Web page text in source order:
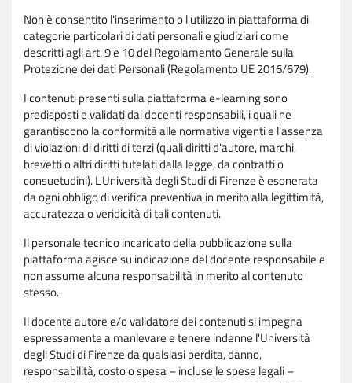
Non è consentito l'inserimento o l'utilizzo in piattaforma di
categorie particolari di dati personali e giudiziari come
descritti agli art. 9 e 10 del Regolamento Generale sulla
Protezione dei dati Personali (Regolamento UE 2016/679).
I contenuti presenti sulla piattaforma e-learning sono
predisposti e validati dai docenti responsabili, i quali ne
garantiscono la conformità alle normative vigenti e l'assenza
di violazioni di diritti di terzi (quali diritti d'autore, marchi,
brevetti o altri diritti tutelati dalla legge, da contratti o
consuetudini). L'Università degli Studi di Firenze è esonerata
da ogni obbligo di verifica preventiva in merito alla legittimità,
accuratezza o veridicità di tali contenuti.
Il personale tecnico incaricato della pubblicazione sulla
piattaforma agisce su indicazione del docente responsabile e
non assume alcuna responsabilità in merito al contenuto
stesso.
Il docente autore e/o validatore dei contenuti si impegna
espressamente a manlevare e tenere indenne l'Università
degli Studi di Firenze da qualsiasi perdita, danno,
responsabilità, costo o spesa – incluse le spese legali –